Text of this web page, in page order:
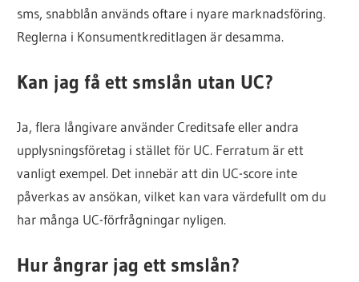
sms, snabblån används oftare i nyare marknadsföring.
Reglerna i Konsumentkreditlagen är desamma.
Kan jag få ett smslån utan UC?
Ja, flera långivare använder Creditsafe eller andra
upplysningsföretag i stället för UC. Ferratum är ett
vanligt exempel. Det innebär att din UC-score inte
påverkas av ansökan, vilket kan vara värdefullt om du
har många UC-förfrågningar nyligen.
Hur ångrar jag ett smslån?